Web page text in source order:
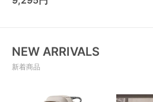
NEW ARRIVALS
新着商品